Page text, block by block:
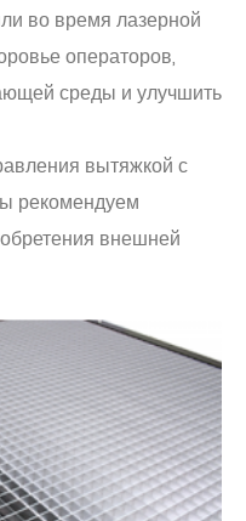
во время лазерной
операторов,
среды и улучшить
вытяжкой с
рекомендуем
внешней